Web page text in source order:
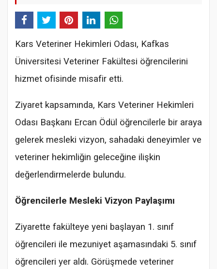
Kars Veteriner Hekimleri Odası, Kafkas
Üniversitesi Veteriner Fakültesi öğrencilerini
hizmet ofisinde misafir etti.
Ziyaret kapsamında, Kars Veteriner Hekimleri
Odası Başkanı Ercan Ödül öğrencilerle bir araya
gelerek mesleki vizyon, sahadaki deneyimler ve
veteriner hekimliğin geleceğine ilişkin
değerlendirmelerde bulundu.
Öğrencilerle Mesleki Vizyon Paylaşımı
Ziyarette fakülteye yeni başlayan 1. sınıf
öğrencileri ile mezuniyet aşamasındaki 5. sınıf
öğrencileri yer aldı. Görüşmede veteriner